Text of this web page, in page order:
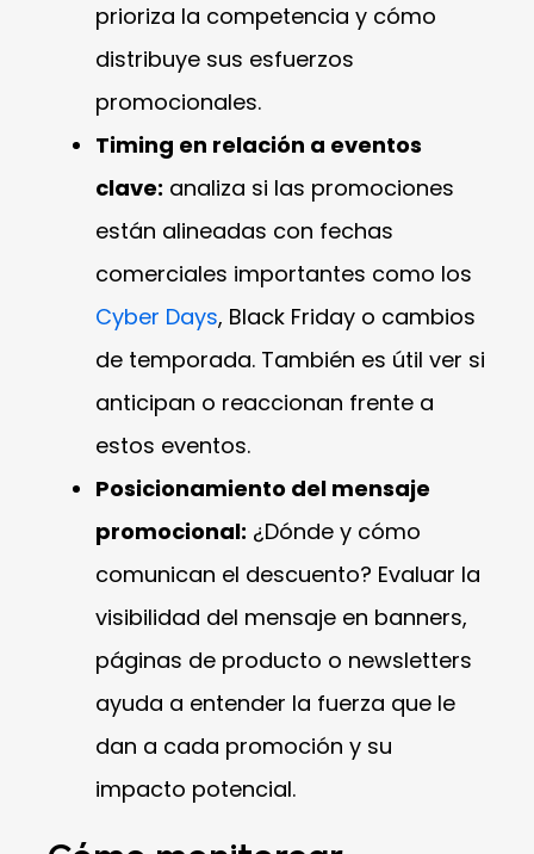
prioriza la competencia y cómo
distribuye sus esfuerzos
promocionales.
Timing en relación a eventos
clave: analiza si las promociones
están alineadas con fechas
comerciales importantes como los
Cyber Days, Black Friday o cambios
de temporada. También es útil ver si
anticipan o reaccionan frente a
estos eventos.
Posicionamiento del mensaje
promocional: ¿Dónde y cómo
comunican el descuento? Evaluar la
visibilidad del mensaje en banners,
páginas de producto o newsletters
ayuda a entender la fuerza que le
dan a cada promoción y su
impacto potencial.